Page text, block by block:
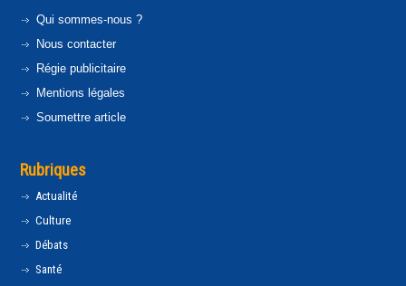
Qui sommes-nous ?
Nous contacter
Régie publicitaire
Mentions légales
Soumettre article
Rubriques
Actualité
Culture
Débats
Santé